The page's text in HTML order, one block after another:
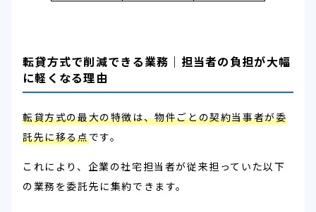
転貸方式で削減できる業務｜担当者の負担が大幅
に軽くなる理由
転貸方式の最大の特徴は、物件ごとの契約当事者が委
託先に移る点です。
これにより、企業の社宅担当者が従来担っていた以下
の業務を委託先に集約できます。